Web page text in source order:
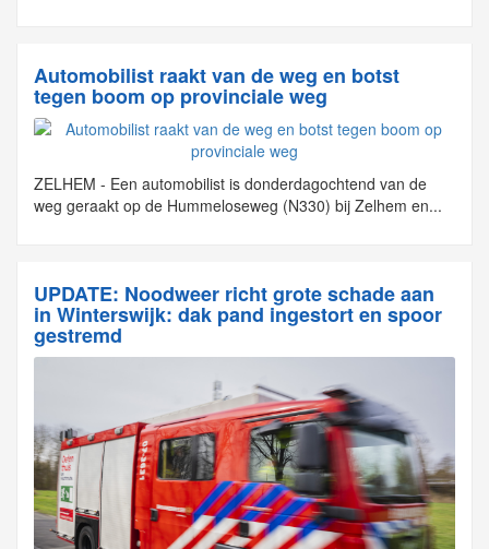
Automobilist raakt van de weg en botst
tegen boom op provinciale weg
ZELHEM - Een automobilist is donderdagochtend van de
weg geraakt op de Hummeloseweg (N330) bij Zelhem en...
UPDATE: Noodweer richt grote schade aan
in Winterswijk: dak pand ingestort en spoor
gestremd